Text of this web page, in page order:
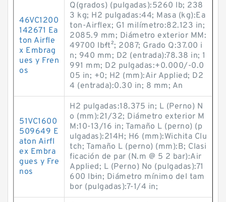
46VC1200
142671 Ea
ton Airfle
x Embrag
ues y Fren
os
Q(grados) (pulgadas):5260 lb; 238
3 kg; H2 pulgadas:44; Masa (kg):Ea
ton-Airflex; G1 milímetro:82.123 in;
2085.9 mm; Diámetro exterior MM:
49700 lb·ft²; 2087; Grado Q:37.00 i
n; 940 mm; D2 (entrada):78.38 in; 1
991 mm; D2 pulgadas:+0.000/-0.0
05 in; +0; H2 (mm):Air Applied; D2
4 (entrada):0.30 in; 8 mm; An
51VC1600
509649 E
aton Airfl
ex Embra
gues y Fre
nos
H2 pulgadas:18.375 in; L (Perno) N
o (mm):21/32; Diámetro exterior M
M:10-13/16 in; Tamaño L (perno) (p
ulgadas):214H; H6 (mm):Wichita Clu
tch; Tamaño L (perno) (mm):B; Clasi
ficación de par (N.m @ 5 2 bar):Air
Applied; L (Perno) No (pulgadas):71
600 lb·in; Diámetro mínimo del tam
bor (pulgadas):7-1/4 in;